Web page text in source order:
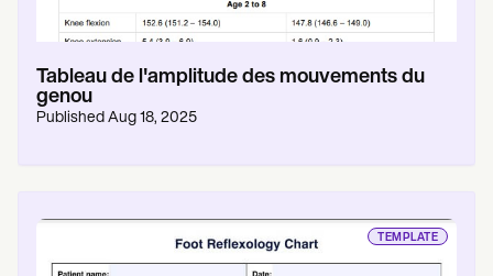
Tableau de l'amplitude des mouvements du
genou
Published Aug 18, 2025
TEMPLATE